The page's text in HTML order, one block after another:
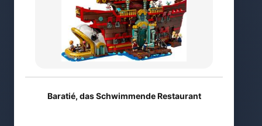
Baratié, das Schwimmende Restaurant